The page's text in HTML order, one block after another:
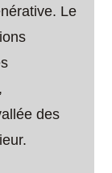
Le
des